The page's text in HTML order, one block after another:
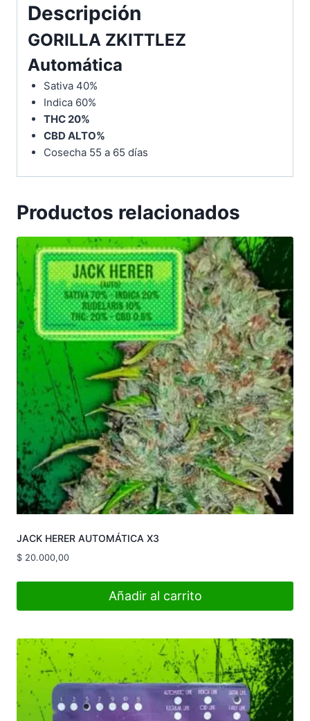
Descripción
GORILLA ZKITTLEZ
Automática
Sativa 40%
Indica 60%
THC 20%
CBD ALTO%
Cosecha 55 a 65 días
Productos relacionados
JACK HERER AUTOMÁTICA X3
$ 20.000,00
Añadir al carrito